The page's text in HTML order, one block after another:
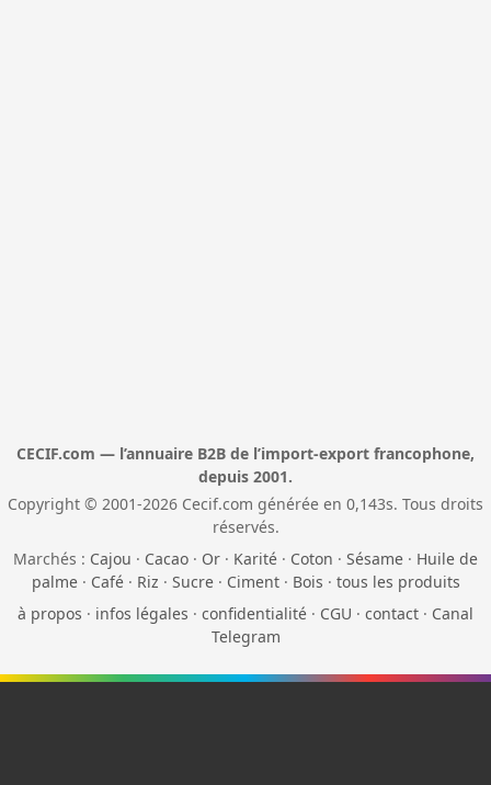
CECIF.com — l’annuaire B2B de l’import-export francophone,
depuis 2001.
Copyright © 2001-2026 Cecif.com générée en 0,143s. Tous droits
réservés.
Marchés : Cajou · Cacao · Or · Karité · Coton · Sésame · Huile de
palme· Café· Riz · Sucre· Ciment· Bois · tous les produits
à propos · infos légales · confidentialité · CGU · contact · Canal
Telegram